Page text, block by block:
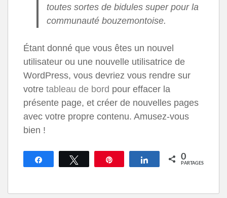
toutes sortes de bidules super pour la
communauté bouzemontoise.
Étant donné que vous êtes un nouvel
utilisateur ou une nouvelle utilisatrice de
WordPress, vous devriez vous rendre sur
votre tableau de bord pour effacer la
présente page, et créer de nouvelles pages
avec votre propre contenu. Amusez-vous
bien !
Partagez Tweetez Épingle Partagez0
PARTAGES